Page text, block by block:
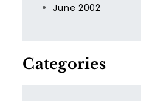
June 2002
Categories